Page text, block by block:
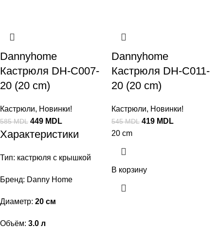
Dannyhome
Кастрюля DH-C007-
20 (20 cm)
Кастрюли, Новинки!
585MDL 449 MDL
Характеристики
Тип: кастрюля с крышкой
Бренд: Danny Home
Диаметр: 20 см
Объём: 3.0 л
Dannyhome
Кастрюля DH-C011-
20 (20 cm)
Кастрюли, Новинки!
545MDL 419 MDL
20 cm
В корзину